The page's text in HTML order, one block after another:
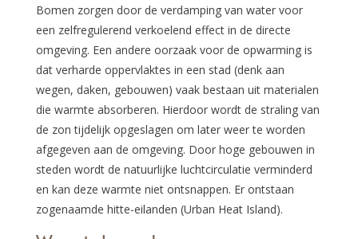
Bomen zorgen door de verdamping van water voor
een zelfregulerend verkoelend effect in de directe
omgeving. Een andere oorzaak voor de opwarming is
dat verharde oppervlaktes in een stad (denk aan
wegen, daken, gebouwen) vaak bestaan uit materialen
die warmte absorberen. Hierdoor wordt de straling van
de zon tijdelijk opgeslagen om later weer te worden
afgegeven aan de omgeving. Door hoge gebouwen in
steden wordt de natuurlijke luchtcirculatie verminderd
en kan deze warmte niet ontsnappen. Er ontstaan
zogenaamde hitte-eilanden (Urban Heat Island).